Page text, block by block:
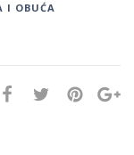
I OBUĆA